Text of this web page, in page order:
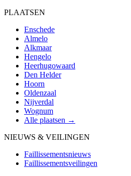
PLAATSEN
Enschede
Almelo
Alkmaar
Hengelo
Heerhugowaard
Den Helder
Hoorn
Oldenzaal
Nijverdal
Wognum
Alle plaatsen →
NIEUWS & VEILINGEN
Faillissementsnieuws
Faillissementsveilingen